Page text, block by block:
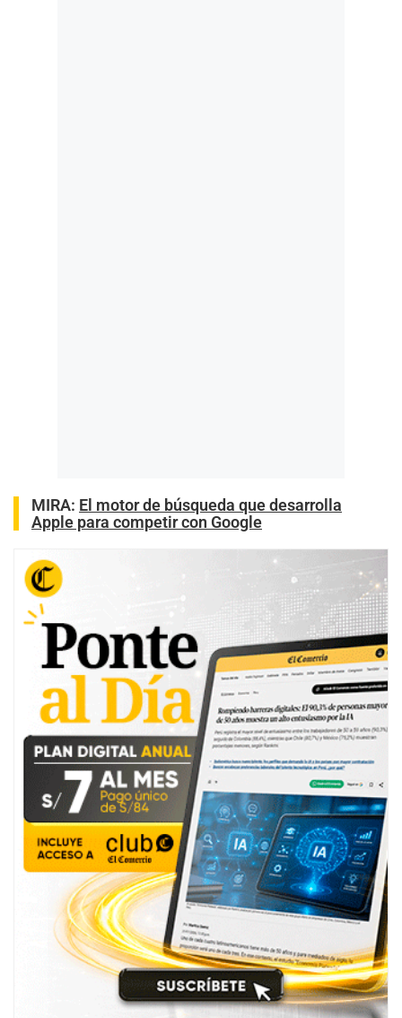
MIRA: El motor de búsqueda que desarrolla
Apple para competir con Google